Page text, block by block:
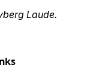
Laude.